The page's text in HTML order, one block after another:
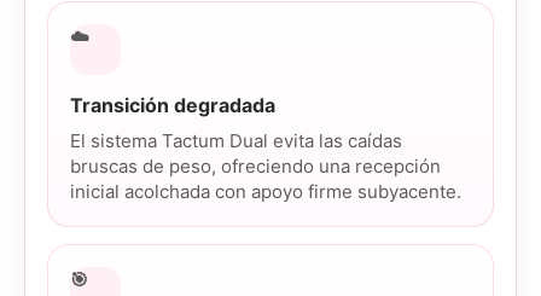
☁️
Transición degradada
El sistema Tactum Dual evita las caídas
bruscas de peso, ofreciendo una recepción
inicial acolchada con apoyo firme subyacente.
🎯